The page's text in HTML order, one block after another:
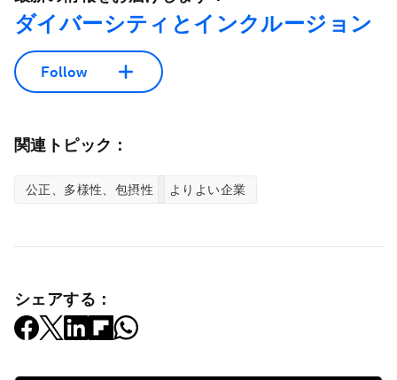
ダイバーシティとインクルージョン
Follow
関連トピック：
公正、多様性、包摂性 よりよい企業
シェアする：